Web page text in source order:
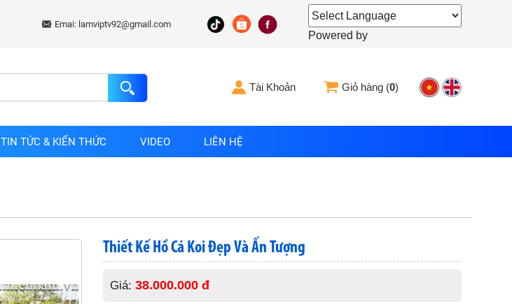
Emai: lamviptv92@gmail.com
Powered by
Tài Khoản Giỏ hàng (0)
TIN TỨC & KIẾN THỨC VIDEO LIÊN HỆ
Thiết Kế Hồ Cá Koi Đẹp Và Ấn Tượng
Giá: 38.000.000 đ